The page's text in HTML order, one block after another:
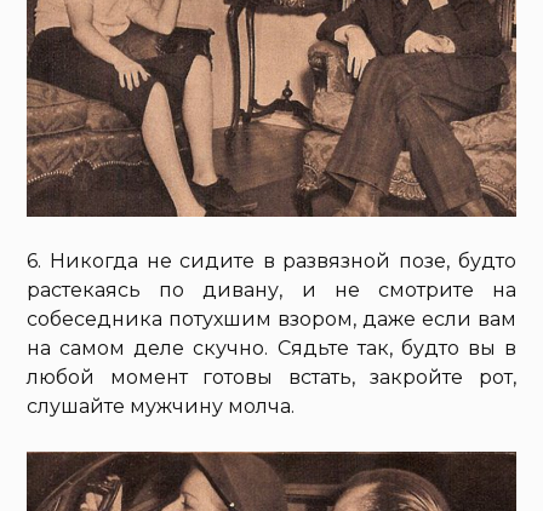
6. Никогда не сидите в развязной позе, будто
растекаясь по дивану, и не смотрите на
собеседника потухшим взором, даже если вам
на самом деле скучно. Сядьте так, будто вы в
любой момент готовы встать, закройте рот,
слушайте мужчину молча.